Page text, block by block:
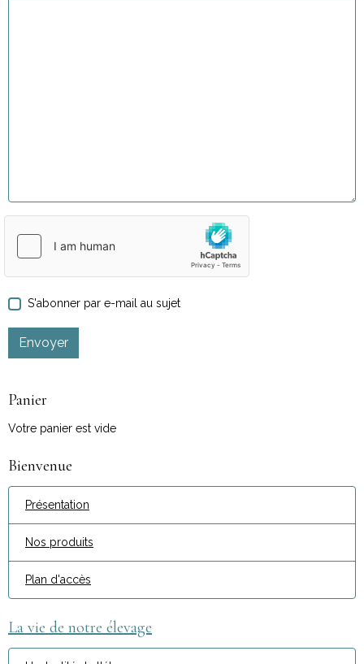
S'abonner par e-mail au sujet
Envoyer
Panier
Votre panier est vide
Bienvenue
Présentation
Nos produits
Plan d'accès
La vie de notre élevage